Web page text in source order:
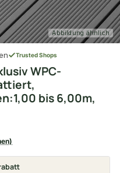
Abbildung ähnlich
Trusted Shops
WPC-
bis 6,00m,